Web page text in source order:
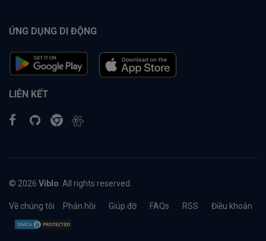
ỨNG DỤNG DI ĐỘNG
LIÊN KẾT
© 2026 Viblo . All rights reserved.
Về chúng tôi Phản hồi Giúp đỡ FAQs RSS Điều khoản